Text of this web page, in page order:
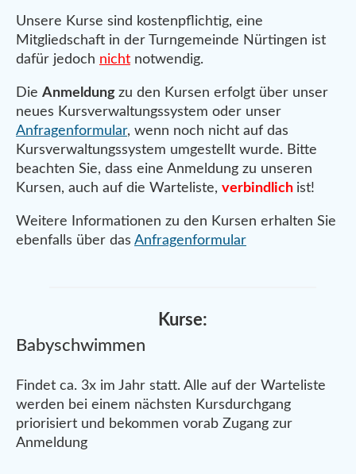
Unsere Kurse sind kostenpflichtig, eine
Mitgliedschaft in der Turngemeinde Nürtingen ist
dafür jedoch nicht notwendig.
Die Anmeldung zu den Kursen erfolgt über unser
neues Kursverwaltungssystem oder unser
Anfragenformular, wenn noch nicht auf das
Kursverwaltungssystem umgestellt wurde. Bitte
beachten Sie, dass eine Anmeldung zu unseren
Kursen, auch auf die Warteliste, verbindlich ist!
Weitere Informationen zu den Kursen erhalten Sie
ebenfalls über das Anfragenformular
Kurse:
Babyschwimmen
Findet ca. 3x im Jahr statt. Alle auf der Warteliste
werden bei einem nächsten Kursdurchgang
priorisiert und bekommen vorab Zugang zur
Anmeldung